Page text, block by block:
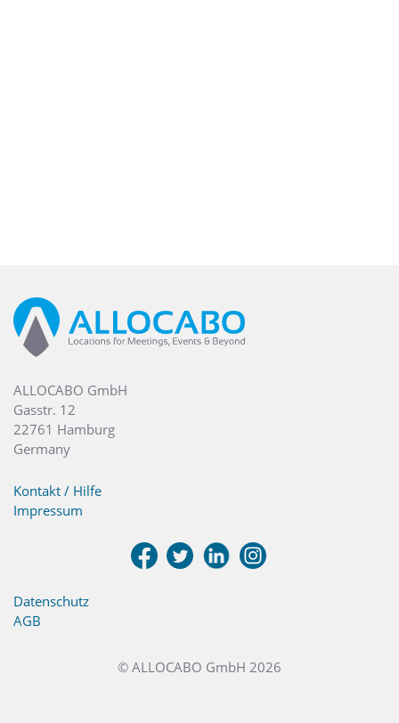
ALLOCABO GmbH
Gasstr. 12
22761 Hamburg
Germany
Kontakt / Hilfe
Impressum
Datenschutz
AGB
© ALLOCABO GmbH 2026